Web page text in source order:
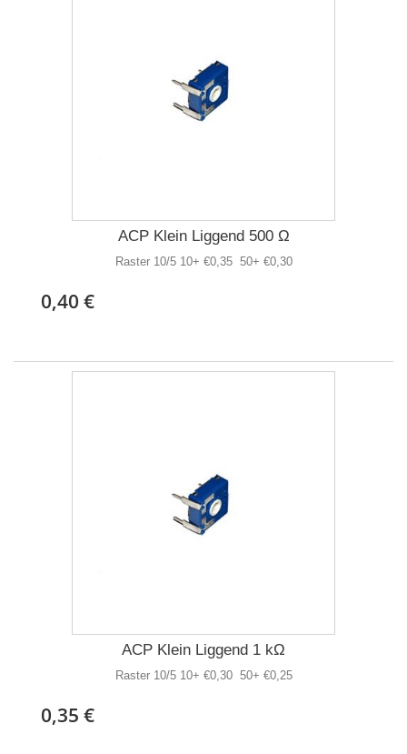
ACP Klein Liggend 500 Ω
Raster 10/5 10+ €0,35 50+ €0,30
0,40 €
ACP Klein Liggend 1 kΩ
Raster 10/5 10+ €0,30 50+ €0,25
0,35 €